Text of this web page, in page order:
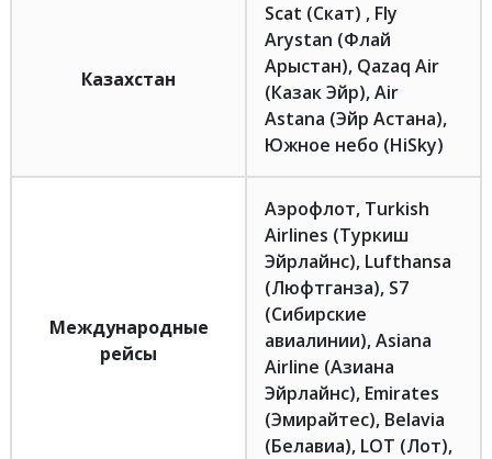
Казахстан
Scat (Скат) , Fly
Arystan (Флай
Арыстан), Qazaq Air
(Казак Эйр), Air
Astana (Эйр Астана),
Южное небо (HiSky)
Международные
рейсы
Аэрофлот, Turkish
Airlines (Туркиш
Эйрлайнс), Lufthansa
(Люфтганза), S7
(Сибирские
авиалинии), Asiana
Airline (Азиана
Эйрлайнс), Emirates
(Эмирайтес), Belavia
(Белавиа), LOT (Лот),